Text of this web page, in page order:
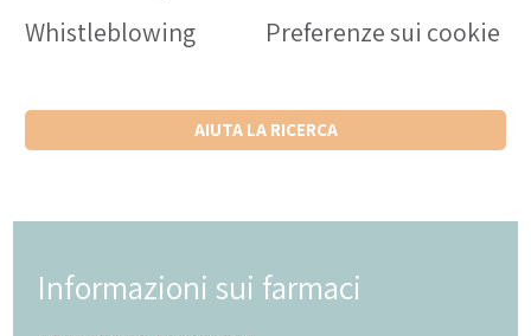
Whistleblowing
Preferenze sui cookie
AIUTA LA RICERCA
Informazioni sui